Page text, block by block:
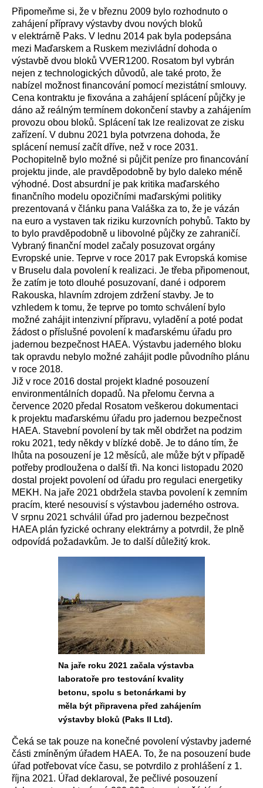
Připomeňme si, že v březnu 2009 bylo rozhodnuto o
zahájení přípravy výstavby dvou nových bloků
v elektrárně Paks. V lednu 2014 pak byla podepsána
mezi Maďarskem a Ruskem mezivládní dohoda o
výstavbě dvou bloků VVER1200. Rosatom byl vybrán
nejen z technologických důvodů, ale také proto, že
nabízel možnost financování pomocí mezistátní smlouvy.
Cena kontraktu je fixována a zahájení splácení půjčky je
dáno až reálným termínem dokončení stavby a zahájením
provozu obou bloků. Splácení tak lze realizovat ze zisku
zařízení. V dubnu 2021 byla potvrzena dohoda, že
splácení nemusí začít dříve, než v roce 2031.
Pochopitelně bylo možné si půjčit peníze pro financování
projektu jinde, ale pravděpodobně by bylo daleko méně
výhodné. Dost absurdní je pak kritika maďarského
finančního modelu opozičními maďarskými politiky
prezentovaná v článku pana Valáška za to, že je vázán
na euro a vystaven tak riziku kurzovních pohybů. Takto by
to bylo pravděpodobně u libovolné půjčky ze zahraničí.
Vybraný finanční model začaly posuzovat orgány
Evropské unie. Teprve v roce 2017 pak Evropská komise
v Bruselu dala povolení k realizaci. Je třeba připomenout,
že zatím je toto dlouhé posuzovaní, dané i odporem
Rakouska, hlavním zdrojem zdržení stavby. Je to
vzhledem k tomu, že teprve po tomto schválení bylo
možné zahájit intenzivní přípravu, vyladění a poté podat
žádost o příslušné povolení k maďarskému úřadu pro
jadernou bezpečnost HAEA. Výstavbu jaderného bloku
tak opravdu nebylo možné zahájit podle původního plánu
v roce 2018.
Již v roce 2016 dostal projekt kladné posouzení
environmentálních dopadů. Na přelomu června a
července 2020 předal Rosatom veškerou dokumentaci
k projektu maďarskému úřadu pro jadernou bezpečnost
HAEA. Stavební povolení by tak měl obdržet na podzim
roku 2021, tedy někdy v blízké době. Je to dáno tím, že
lhůta na posouzení je 12 měsíců, ale může být v případě
potřeby prodloužena o další tři. Na konci listopadu 2020
dostal projekt povolení od úřadu pro regulaci energetiky
MEKH. Na jaře 2021 obdržela stavba povolení k zemním
pracím, které nesouvisí s výstavbou jaderného ostrova.
V srpnu 2021 schválil úřad pro jadernou bezpečnost
HAEA plán fyzické ochrany elektrárny a potvrdil, že plně
odpovídá požadavkům. Je to další důležitý krok.
Na jaře roku 2021 začala výstavba
laboratoře pro testování kvality
betonu, spolu s betonárkami by
měla být připravena před zahájením
výstavby bloků (Paks II Ltd).
Čeká se tak pouze na konečné povolení výstavby jaderné
části zmíněným úřadem HAEA. To, že na posouzení bude
úřad potřebovat více času, se potvrdilo z prohlášení z 1.
října 2021. Úřad deklaroval, že pečlivé posouzení